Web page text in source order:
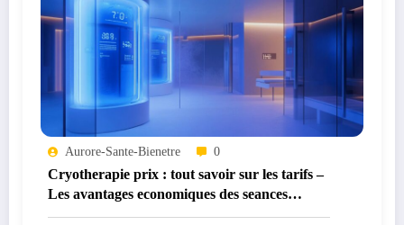
Aurore-Sante-Bienetre 0
Cryotherapie prix : tout savoir sur les tarifs –
Les avantages economiques des seances
collectives